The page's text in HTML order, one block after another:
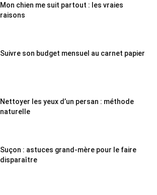
Mon chien me suit partout : les vraies
raisons
Suivre son budget mensuel au carnet papier
Nettoyer les yeux d’un persan : méthode
naturelle
Suçon : astuces grand-mère pour le faire
disparaître